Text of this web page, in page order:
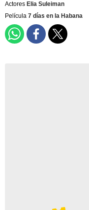
Actores Elia Suleiman
Película 7 días en la Habana